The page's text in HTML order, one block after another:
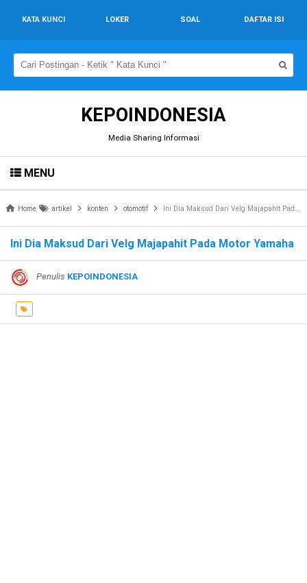
KATA KUNCI LOKER SOAL DAFTAR ISI
KEPOINDONESIA
Media Sharing Informasi
MENU
Home artikel konten otomotif Ini Dia Maksud Dari Velg Majapahit Pada Motor Yamaha
Ini Dia Maksud Dari Velg Majapahit Pada Motor Yamaha
Penulis KEPOINDONESIA